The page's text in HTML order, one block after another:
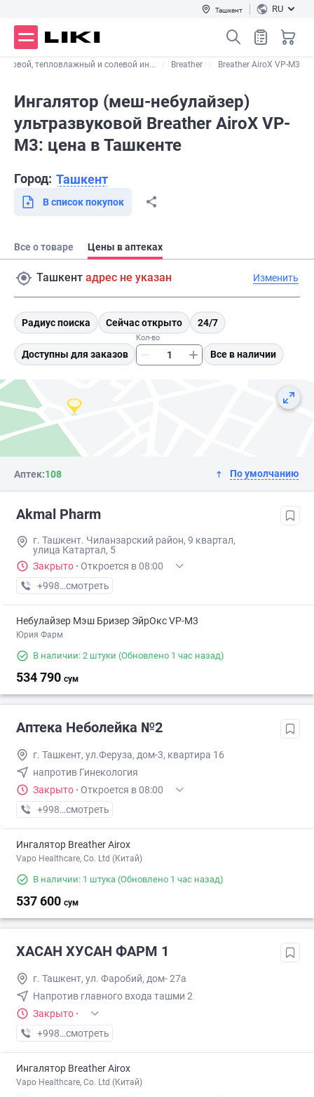
Ташкент RU
тепловлажный и солевой ин... Breather Breather AiroX VP-M3
Ингалятор (меш-небулайзер)
ультразвуковой Breather AiroX VP-
M3: цена в Ташкенте
Город: Ташкент
В список покупок
Все о товаре Цены в аптеках
Ташкент адрес не указан Изменить
Радиус поиска Сейчас открыто 24/7
Доступны для заказов
Кол-во
Все в наличии
Аптек:108 По умолчанию
Akmal Pharm
г. Ташкент. Чиланзарский район, 9 квартал,
улица Катартал, 5
Закрыто · Откроется в 08:00
+998 (99) XXX-XX-XX
смотреть
Небулайзер Мэш Бризер ЭйрОкс VP-M3
Юрия Фарм
В наличии: 2 штуки (Обновлено 1 час назад)
534 790 сум
Аптека Неболейка №2
г. Ташкент, ул.Феруза, дом-3, квартира 16
напротив Гинекология
Закрыто · Откроется в 08:00
+998 (71) XXX-XX-XX
смотреть
Ингалятор Breather Airox
Vapo Healthcare, Co. Ltd (Китай)
В наличии: 1 штука (Обновлено 1 час назад)
537 600 сум
ХАСАН ХУСАН ФАРМ 1
г. Ташкент, ул. Фаробий, дом- 27а
Напротив главного входа ташми 2
Закрыто ·
+998 (71) XXX-XX-XX
смотреть
Ингалятор Breather Airox
Vapo Healthcare, Co. Ltd (Китай)